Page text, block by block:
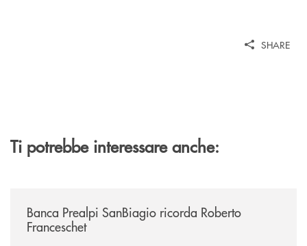
SHARE
Ti potrebbe interessare anche:
Banca Prealpi SanBiagio ricorda Roberto
Franceschet